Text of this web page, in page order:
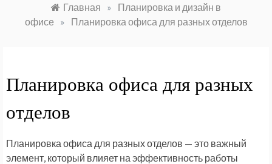
Главная »
Планировка и дизайн в
офисе
» Планировка офиса для разных отделов
Планировка офиса для разных
отделов
Планировка офиса для разных отделов — это важный
элемент, который влияет на эффективность работы